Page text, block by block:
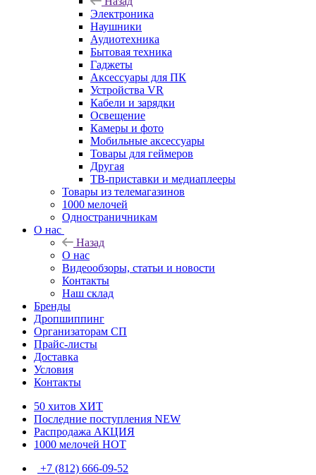
Электроника
Наушники
Аудиотехника
Бытовая техника
Гаджеты
Аксессуары для ПК
Устройства VR
Кабели и зарядки
Освещение
Камеры и фото
Мобильные аксессуары
Товары для геймеров
Другая
ТВ-приставки и медиаплееры
Товары из телемагазинов
1000 мелочей
Одностраничникам
О нас
Назад
О нас
Видеообзоры, статьи и новости
Контакты
Наш склад
Бренды
Дропшиппинг
Организаторам СП
Прайс-листы
Доставка
Условия
Контакты
50 хитов ХИТ
Последние поступления NEW
Распродажа АКЦИЯ
1000 мелочей HOT
+7 (812) 666-09-52